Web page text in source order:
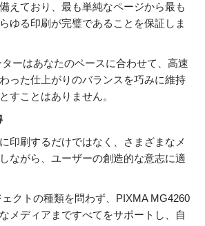
えており、最も単純なページから最も
ゆる印刷が完璧であることを保証しま
ターはあなたのペースに合わせて、高速
った仕上がりのバランスを巧みに維持
すことはありません。
印刷するだけではなく、さまざまなメ
ながら、ユーザーの創造的な意志に適
ェクトの種類を問わず、PIXMA MG4260
メディアまですべてをサポートし、自